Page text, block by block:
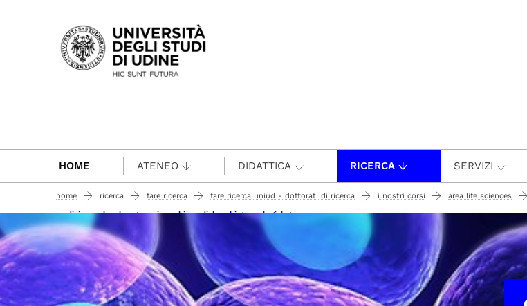
Passa al contenuto principale
HOME ATENEO DIDATTICA RICERCA SERVIZI
home ricerca fare ricerca fare ricerca uniud - dottorati di ricerca i nostri corsi area life sciences
medicina molecolare (ex scienze biomediche e biotecnologiche)